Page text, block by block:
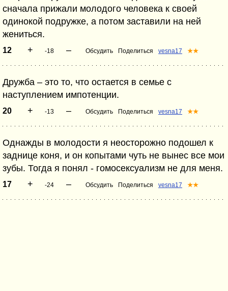
сначала прижали молодого человека к своей
одинокой подружке, а потом заставили на ней
жениться.
12 + -18 – Обсудить Поделиться vesna17 ★★
Дружба – это то, что остается в семье с
наступлением импотенции.
20 + -13 – Обсудить Поделиться vesna17 ★★
Однажды в молодости я неосторожно подошел к
заднице коня, и он копытами чуть не вынес все мои
зубы. Тогда я понял - гомосексуализм не для меня.
17 + -24 – Обсудить Поделиться vesna17 ★★